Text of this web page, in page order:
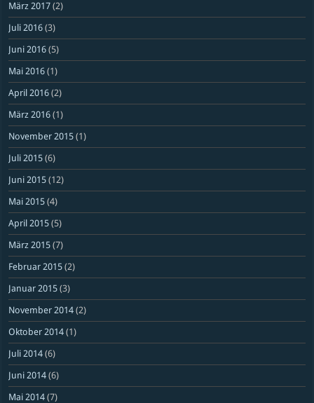
März 2017 (2)
Juli 2016 (3)
Juni 2016 (5)
Mai 2016 (1)
April 2016 (2)
März 2016 (1)
November 2015 (1)
Juli 2015 (6)
Juni 2015 (12)
Mai 2015 (4)
April 2015 (5)
März 2015 (7)
Februar 2015 (2)
Januar 2015 (3)
November 2014 (2)
Oktober 2014 (1)
Juli 2014 (6)
Juni 2014 (6)
Mai 2014 (7)